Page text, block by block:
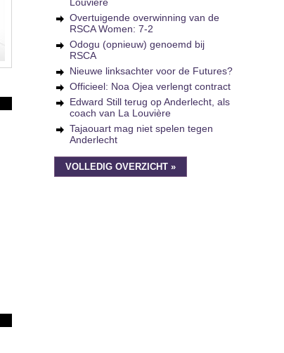
Overtuigende overwinning van de
RSCA Women: 7-2
Odogu (opnieuw) genoemd bij
RSCA
Nieuwe linksachter voor de Futures?
Officieel: Noa Ojea verlengt contract
Edward Still terug op Anderlecht, als
coach van La Louvière
Tajaouart mag niet spelen tegen
Anderlecht
VOLLEDIG OVERZICHT »